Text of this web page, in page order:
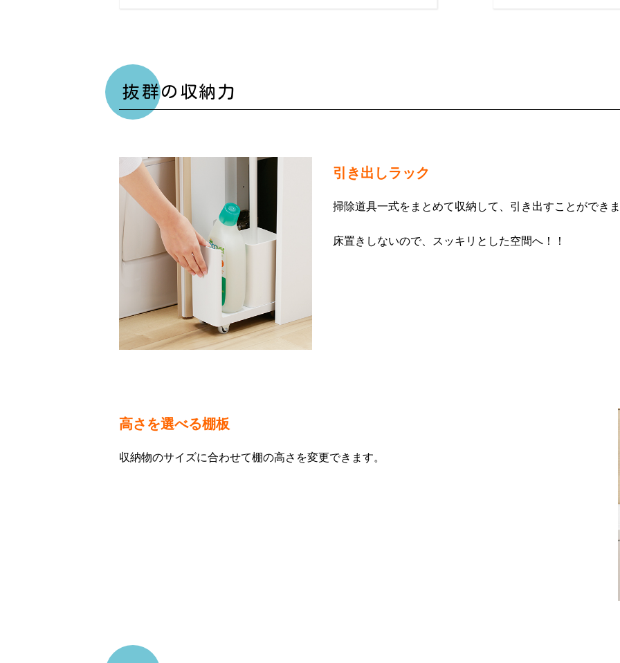
抜群の収納力
引き出しラック
掃除道具一式をまとめて収納して、引き出すことができ
床置きしないので、スッキリとした空間へ！！
高さを選べる棚板
収納物のサイズに合わせて棚の高さを変更できます。